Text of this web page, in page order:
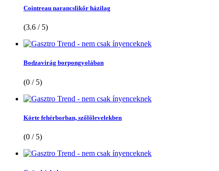
Cointreau narancslikőr házilag
(3.6 / 5)
Bodzavirág borpongyolában
(0 / 5)
Körte fehérborban, szőlőlevelekben
(0 / 5)